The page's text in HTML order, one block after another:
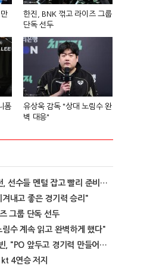
한진, BNK 꺾고 라이즈 그룹
단독 선두
폼
유상욱 감독 "상대 노림수 완
벽 대응"
BNK 박준석, "KRX 전, 선수들 멘털 잡고 빨리 준비할 것"
내고 좋은 경기력 승리"
그룹 단독 선두
수 계속 읽고 완벽하게 했다"
'4연승 실패' kt 고동빈, "PO 앞두고 경기력 만들어가는 단계"
4연승 저지